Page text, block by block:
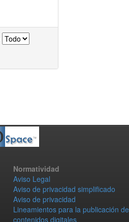
Normatividad
Aviso Legal
Aviso de privacidad simplificado
Aviso de privacidad
Lineamientos para la publicación de
contenidos digitales